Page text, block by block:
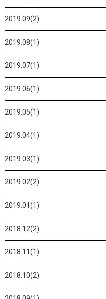
2019.09(2)
2019.08(1)
2019.07(1)
2019.06(1)
2019.05(1)
2019.04(1)
2019.03(1)
2019.02(2)
2019.01(1)
2018.12(2)
2018.11(1)
2018.10(2)